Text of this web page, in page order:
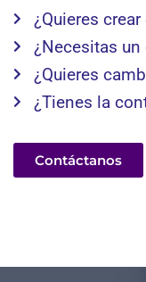
¿Quieres
¿Necesitas
¿Quieres
¿Tienes la
Contáctanos